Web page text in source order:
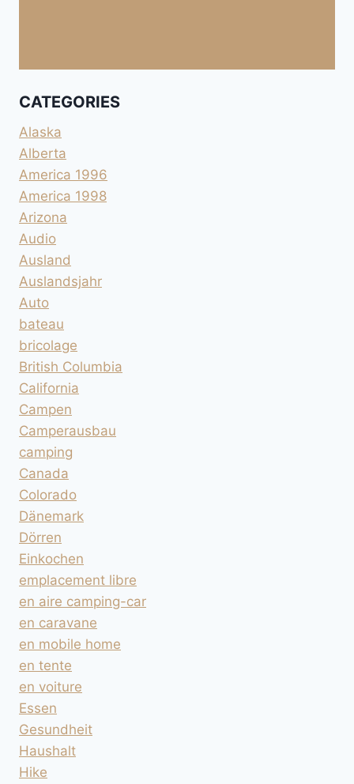
CATEGORIES
Alaska
Alberta
America 1996
America 1998
Arizona
Audio
Ausland
Auslandsjahr
Auto
bateau
bricolage
British Columbia
California
Campen
Camperausbau
camping
Canada
Colorado
Dänemark
Dörren
Einkochen
emplacement libre
en aire camping-car
en caravane
en mobile home
en tente
en voiture
Essen
Gesundheit
Haushalt
Hike